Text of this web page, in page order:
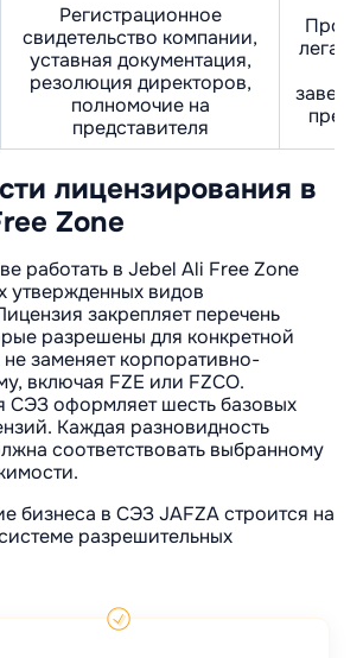
Регистрационное
свидетельство компании,
уставная документация,
резолюция директоров,
полномочие на
представителя
лицензирования в
Zone
работать в Jebel Ali Free Zone
утвержденных видов
закрепляет перечень
разрешены для конкретной
заменяет корпоративно-
включая FZE или FZCO.
СЭЗ оформляет шесть базовых
Каждая разновидность
соответствовать выбранному
бизнеса в СЭЗ JAFZA строится на
разрешительных